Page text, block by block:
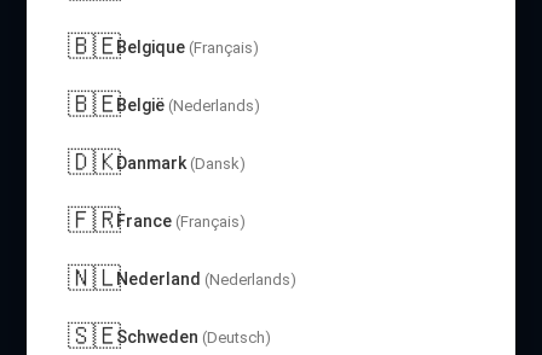
🇧🇪Belgique (Français)
🇧🇪België (Nederlands)
🇩🇰Danmark (Dansk)
🇫🇷France (Français)
🇳🇱Nederland (Nederlands)
🇸🇪Schweden (Deutsch)